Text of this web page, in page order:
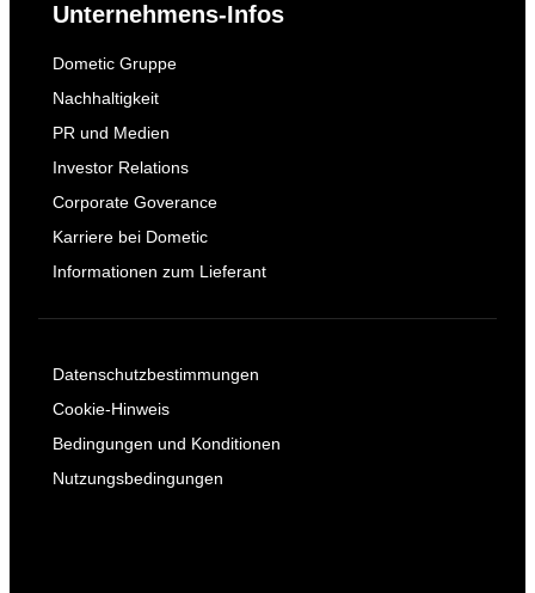
Unternehmens-Infos
Dometic Gruppe
Nachhaltigkeit
PR und Medien
Investor Relations
Corporate Goverance
Karriere bei Dometic
Informationen zum Lieferant
Datenschutzbestimmungen
Cookie-Hinweis
Bedingungen und Konditionen
Nutzungsbedingungen